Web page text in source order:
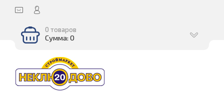
0 товаров
Сумма: 0